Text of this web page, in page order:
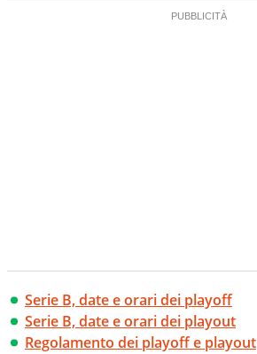
Serie B, date e orari dei playoff
Serie B, date e orari dei playout
Regolamento dei playoff e playout